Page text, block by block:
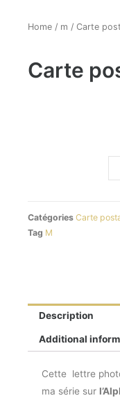
Home / m / Carte
Carte
Catégories Carte
Tag M
Description
Additional
Cette lettre
ma série sur